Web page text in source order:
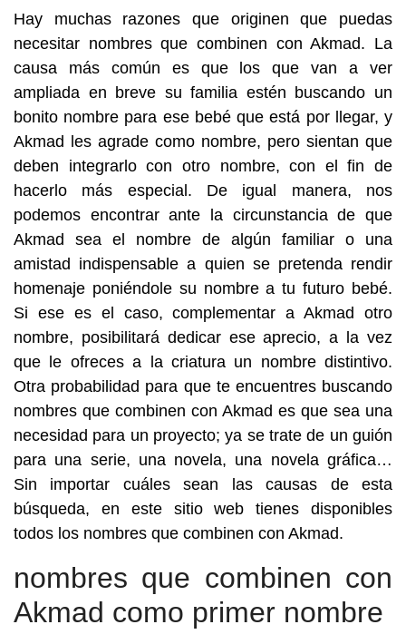
Hay muchas razones que originen que puedas
necesitar nombres que combinen con Akmad. La
causa más común es que los que van a ver
ampliada en breve su familia estén buscando un
bonito nombre para ese bebé que está por llegar, y
Akmad les agrade como nombre, pero sientan que
deben integrarlo con otro nombre, con el fin de
hacerlo más especial. De igual manera, nos
podemos encontrar ante la circunstancia de que
Akmad sea el nombre de algún familiar o una
amistad indispensable a quien se pretenda rendir
homenaje poniéndole su nombre a tu futuro bebé.
Si ese es el caso, complementar a Akmad otro
nombre, posibilitará dedicar ese aprecio, a la vez
que le ofreces a la criatura un nombre distintivo.
Otra probabilidad para que te encuentres buscando
nombres que combinen con Akmad es que sea una
necesidad para un proyecto; ya se trate de un guión
para una serie, una novela, una novela gráfica…
Sin importar cuáles sean las causas de esta
búsqueda, en este sitio web tienes disponibles
todos los nombres que combinen con Akmad.
nombres que combinen con
Akmad como primer nombre